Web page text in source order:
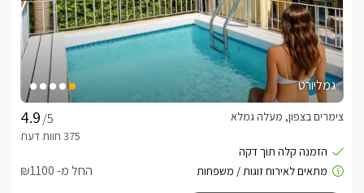
גמליורט
/5
צימרים בצפון, מעלה גמלא
החל מ- ₪1100